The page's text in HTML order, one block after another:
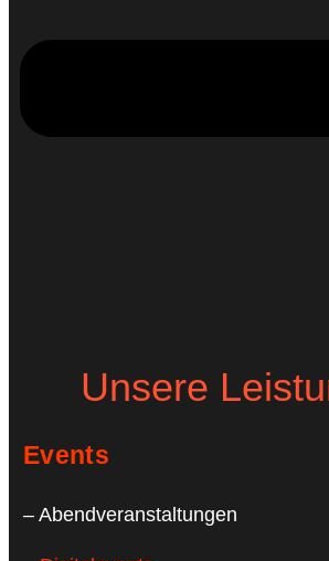
Unsere
Events
– Abendveranstaltungen